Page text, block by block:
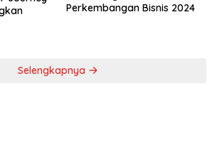
Perkembangan Bisnis 2024
Selengkapnya